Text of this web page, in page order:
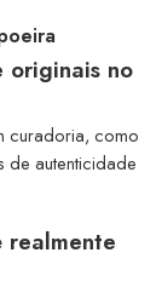
originais no
curadoria, como
de autenticidade
realmente